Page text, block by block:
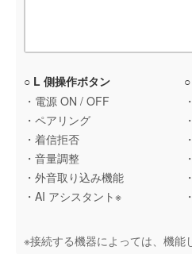
○ L 側操作ボタン
・電源 ON / OFF
・ペアリング
・着信拒否
・音量調整
・外音取り込み機能
・AI アシスタント※
※接続する機器によっては、機能